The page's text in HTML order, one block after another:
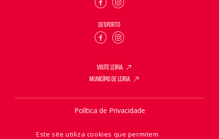
DESPORTO
VISITE LEIRIA
MUNICÍPIO DE LEIRIA
Política de Privacidade
Este site utiliza cookies que permitem